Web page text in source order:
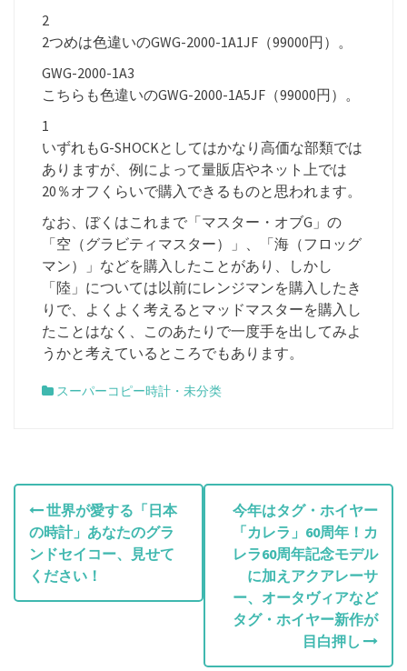
2
2つめは色違いのGWG-2000-1A1JF（99000円）。
GWG-2000-1A3
こちらも色違いのGWG-2000-1A5JF（99000円）。
1
いずれもG-SHOCKとしてはかなり高価な部類では
ありますが、例によって量販店やネット上では
20％オフくらいで購入できるものと思われます。
なお、ぼくはこれまで「マスター・オブG」の
「空（グラビティマスター）」、「海（フロッグ
マン）」などを購入したことがあり、しかし
「陸」については以前にレンジマンを購入したき
りで、よくよく考えるとマッドマスターを購入し
たことはなく、このあたりで一度手を出してみよ
うかと考えているところでもあります。
スーパーコピー時計 ・ 未分类
投
稿
ナ
世界が愛する「日本
の時計」あなたのグラ
ンドセイコー、見せて
ください！
今年はタグ・ホイヤー
「カレラ」60周年！カ
レラ60周年記念モデル
に加えアクアレーサ
ー、オータヴィアなど
タグ・ホイヤー新作が
目白押し